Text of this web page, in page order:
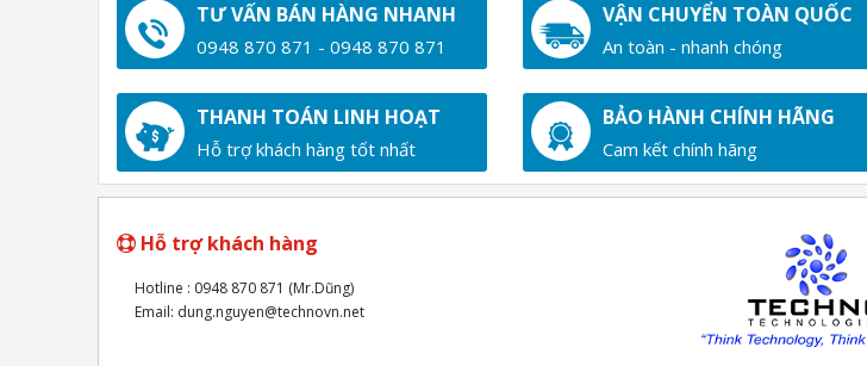
TƯ VẤN BÁN HÀNG NHANH
0948 870 871 - 0948 870 871
VẬN CHUYỂN TOÀN QUỐC
An toàn - nhanh chóng
THANH TOÁN LINH HOẠT
Hỗ trợ khách hàng tốt nhất
BẢO HÀNH CHÍNH HÃNG
Cam kết chính hãng
Hỗ trợ khách hàng
Hotline : 0948 870 871 (Mr.Dũng)
Email: dung.nguyen@technovn.net